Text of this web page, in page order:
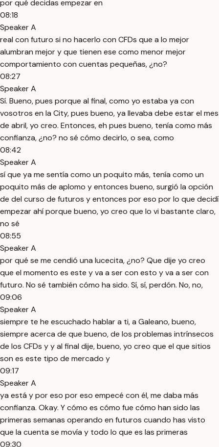
por qué decidas empezar en
08:18
Speaker A
real con futuro si no hacerlo con CFDs que a lo mejor
alumbran mejor y que tienen ese como menor mejor
comportamiento con cuentas pequeñas, ¿no?
08:27
Speaker A
Sí. Bueno, pues porque al final, como yo estaba ya con
vosotros en la City, pues bueno, ya llevaba debe estar el mes
de abril, yo creo. Entonces, eh pues bueno, tenía como más
confianza, ¿no? no sé cómo decirlo, o sea, como
08:42
Speaker A
sí que ya me sentía como un poquito más, tenía como un
poquito más de aplomo y entonces bueno, surgió la opción
de del curso de futuros y entonces por eso por lo que decidí
empezar ahí porque bueno, yo creo que lo vi bastante claro,
no sé
08:55
Speaker A
por qué se me cendió una lucecita, ¿no? Que dije yo creo
que el momento es este y va a ser con esto y va a ser con
futuro. No sé también cómo ha sido. Sí, sí, perdón. No, no,
09:06
Speaker A
siempre te he escuchado hablar a ti, a Galeano, bueno,
siempre acerca de que bueno, de los problemas intrínsecos
de los CFDs y y al final dije, bueno, yo creo que el que sitios
son es este tipo de mercado y
09:17
Speaker A
ya está y por eso por eso empecé con él, me daba más
confianza. Okay. Y cómo es cómo fue cómo han sido las
primeras semanas operando en futuros cuando has visto
que la cuenta se movía y todo lo que es las primeras
09:30